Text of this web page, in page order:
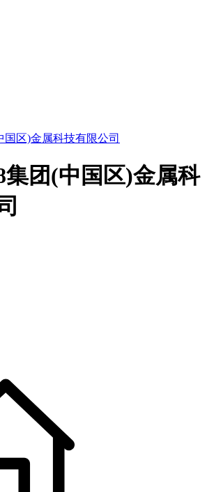
集团(中国区)金属科